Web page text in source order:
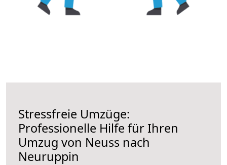
Stressfreie Umzüge:
Professionelle Hilfe für Ihren
Umzug von Neuss nach
Neuruppin